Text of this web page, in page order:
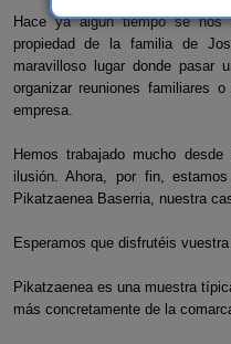
Hace ya algún tiempo se nos
propiedad de la familia de
maravilloso lugar donde pasar
organizar reuniones familiares
empresa.
Hemos trabajado mucho
ilusión. Ahora, por fin,
Pikatzaenea Baserria, nuestra
Esperamos que disfrutéis
Pikatzaenea es una muestra
más concretamente de la